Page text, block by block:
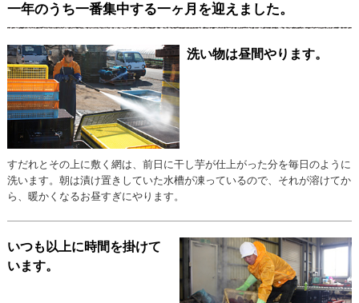
一年のうち一番集中する一ヶ月を迎えました。
洗い物は昼間やります。
すだれとその上に敷く網は、前日に干し芋が仕上がった分を毎日のように
洗います。朝は漬け置きしていた水槽が凍っているので、それが溶けてか
ら、暖かくなるお昼すぎにやります。
いつも以上に時間を掛けて
います。